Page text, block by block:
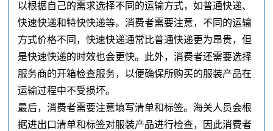
以根据自己的需求选择不同的运输方式，如普通快递、
快速快递和特快快递等。消费者需要注意，不同的运输
方式价格不同，快速快递通常比普通快递更为昂贵，但
是快速快递的时效也会更快。此外，消费者还需要选择
服务商的开箱检查服务，以便确保所购买的服装产品在
运输过程中不受损坏。
最后，消费者需要注意填写清单和标签。海关人员会根
据进出口清单和标签对服装产品进行检查，因此消费者